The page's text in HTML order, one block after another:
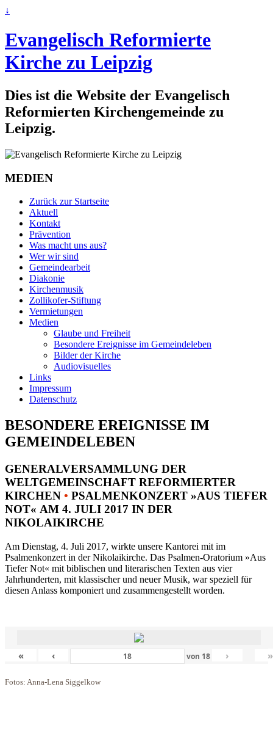
↓
Evangelisch Reformierte
Kirche zu Leipzig
Dies ist die Website der Evangelisch
Reformierten Kirchengemeinde zu
Leipzig.
MEDIEN
Zurück zur Startseite
Aktuell
Kontakt
Prävention
Was macht uns aus?
Wer wir sind
Gemeindearbeit
Diakonie
Kirchenmusik
Zollikofer-Stiftung
Vermietungen
Medien
Glaube und Freiheit
Besondere Ereignisse im Gemeindeleben
Bilder der Kirche
Audiovisuelles
Links
Impressum
Datenschutz
BESONDERE EREIGNISSE IM
GEMEINDELEBEN
GENERALVERSAMMLUNG DER
WELTGEMEINSCHAFT REFORMIERTER
KIRCHEN • PSALMENKONZERT »AUS TIEFER
NOT« AM 4. JULI 2017 IN DER
NIKOLAIKIRCHE
Am Dienstag, 4. Juli 2017, wirkte unsere Kantorei mit im
Psalmenkonzert in der Nikolaikirche. Das Psalmen-Oratorium »Aus
Tiefer Not« mit biblischen und literarischen Texten aus vier
Jahrhunderten, mit klassischer und neuer Musik, war speziell für
diesen Anlass komponiert und zusammengestellt worden.
« ‹ von 18 › »
Fotos: Anna-Lena Siggelkow